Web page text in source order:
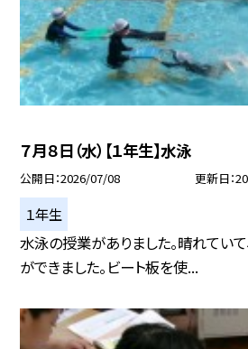
７月８日（水）【１年生】水泳
公開日 2026/07/08 更新日
１年生
水泳の授業がありました。晴れていて
ができました。ビート板を使...